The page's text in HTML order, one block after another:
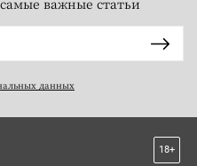
данных
18+